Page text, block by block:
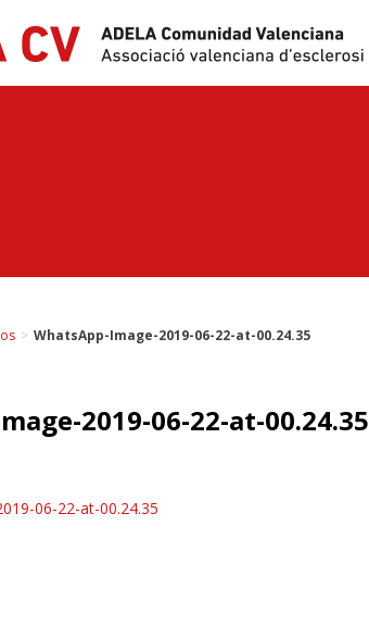
> WhatsApp-Image-2019-06-22-at-00.24.35
2019-06-22-at-00.24.35